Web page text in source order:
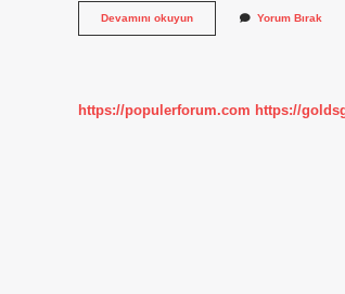
Devamını okuyunAlman
Kurdu
Yorum Bırak
https://populerforum.com https://